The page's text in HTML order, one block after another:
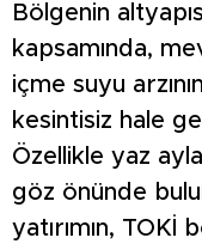
Bölgenin
kapsamında,
içme suyu
kesintisiz hale
Özellikle yaz
göz önünde
yatırımın, TOKİ